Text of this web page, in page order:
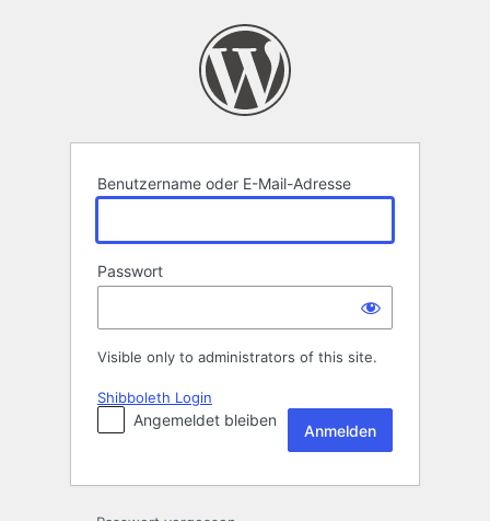
Benutzername oder E-Mail-Adresse
Passwort
Visible only to administrators of this site.
Shibboleth Login
Angemeldet bleiben